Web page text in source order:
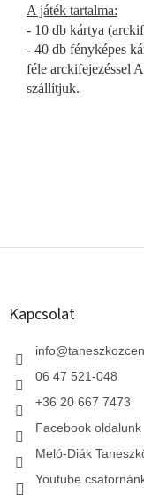
A játék tartalma:
- 10 db kártya
- 40 db fényképes
féle arckifejezéssel
szállítjuk.
L
Kapcsolat
info@
06 47 521-048
+36 20 667 7473
Facebook oldalunk
Meló-Diák
Youtube